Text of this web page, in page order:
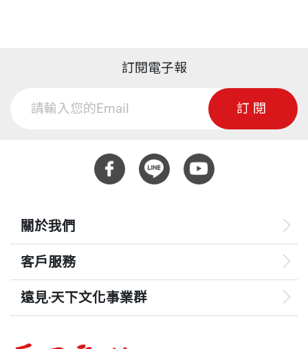
訂閱電子報
訂閱
關於我們
客戶服務
遠見‧天下文化事業群